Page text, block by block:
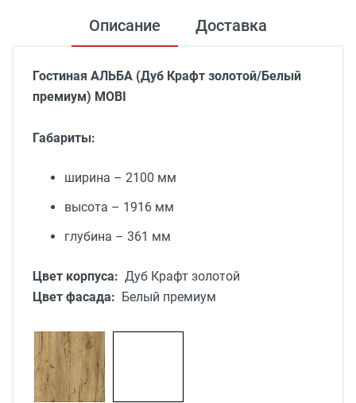
Описание Доставка
Гостиная АЛЬБА (Дуб Крафт золотой/Белый
премиум) MOBI
Габариты:
ширина – 2100 мм
высота – 1916 мм
глубина – 361 мм
Цвет корпуса: Дуб Крафт золотой
Цвет фасада: Белый премиум